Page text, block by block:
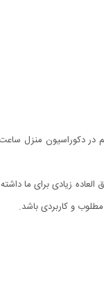
در دکوراسیون منزل
العاده زیادی برای ما
و کاربردی باشد.